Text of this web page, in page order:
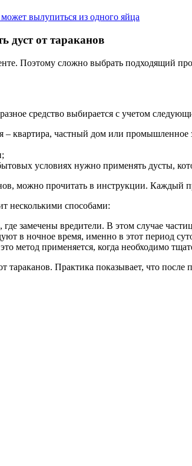
вылупиться из одного яйца
дуст от тараканов
Поэтому сложно выбрать подходящий
средство выбирается с учетом
– квартира, частный дом или промышленное
условиях нужно применять дусты,
можно прочитать в инструкции. Каждый
несколькими способами:
замечены вредители. В этом случае
в ночное время, именно в этот период
метод применяется, когда необходимо
тараканов. Практика показывает, что после